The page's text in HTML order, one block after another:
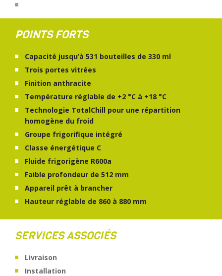
POINTS FORTS
Capacité jusqu’à 531 bouteilles de 330 ml
Trois portes vitrées
Finition anthracite
Température réglable de +2 °C à +18 °C
Technologie TotalChill pour une répartition
homogène du froid
Groupe frigorifique intégré
Classe énergétique C
Fluide frigorigène R600a
Faible profondeur de 512 mm
Appareil prêt à brancher
Hauteur réglable de 860 à 880 mm
SERVICES ASSOCIÉS
Livraison
Installation